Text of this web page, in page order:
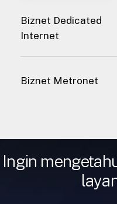
Biznet Dedicated
Internet
Biznet Metronet
Ingin